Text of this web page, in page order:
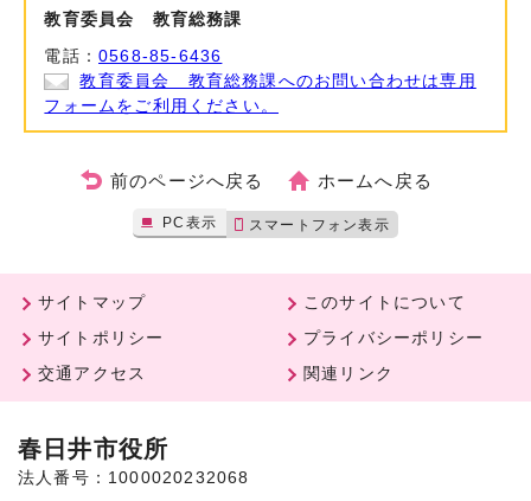
教育委員会 教育総務課
電話：0568-85-6436
教育委員会 教育総務課へのお問い合わせは専用
フォームをご利用ください。
前のページへ戻る ホームへ戻る
PC表示 スマートフォン表示
サイトマップ
このサイトについて
サイトポリシー
プライバシーポリシー
交通アクセス
関連リンク
春日井市役所
法人番号：1000020232068